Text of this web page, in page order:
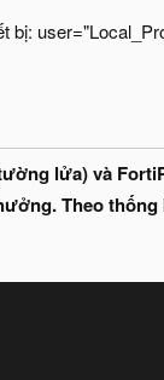
bị:
lửa) và
Theo thống